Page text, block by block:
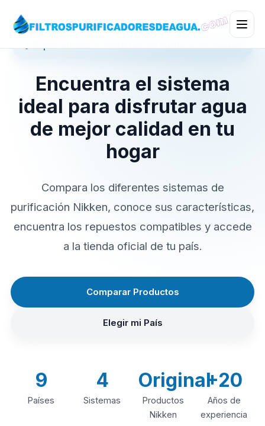
Encuentra el sistema
ideal para disfrutar agua
de mejor calidad en tu
hogar
Compara los diferentes sistemas de
purificación Nikken, conoce sus características,
encuentra los repuestos compatibles y accede
a la tienda oficial de tu país.
Comparar Productos
Elegir mi País
9
Países
4
Sistemas
Original
Productos
Nikken
+20
Años de
experiencia